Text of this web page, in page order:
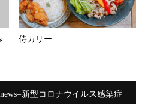
侍カリー
新型コロナウイルス感染症